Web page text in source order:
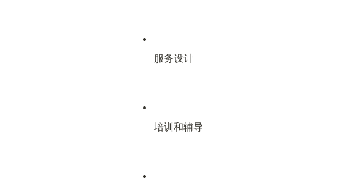
服务设计
培训和辅导